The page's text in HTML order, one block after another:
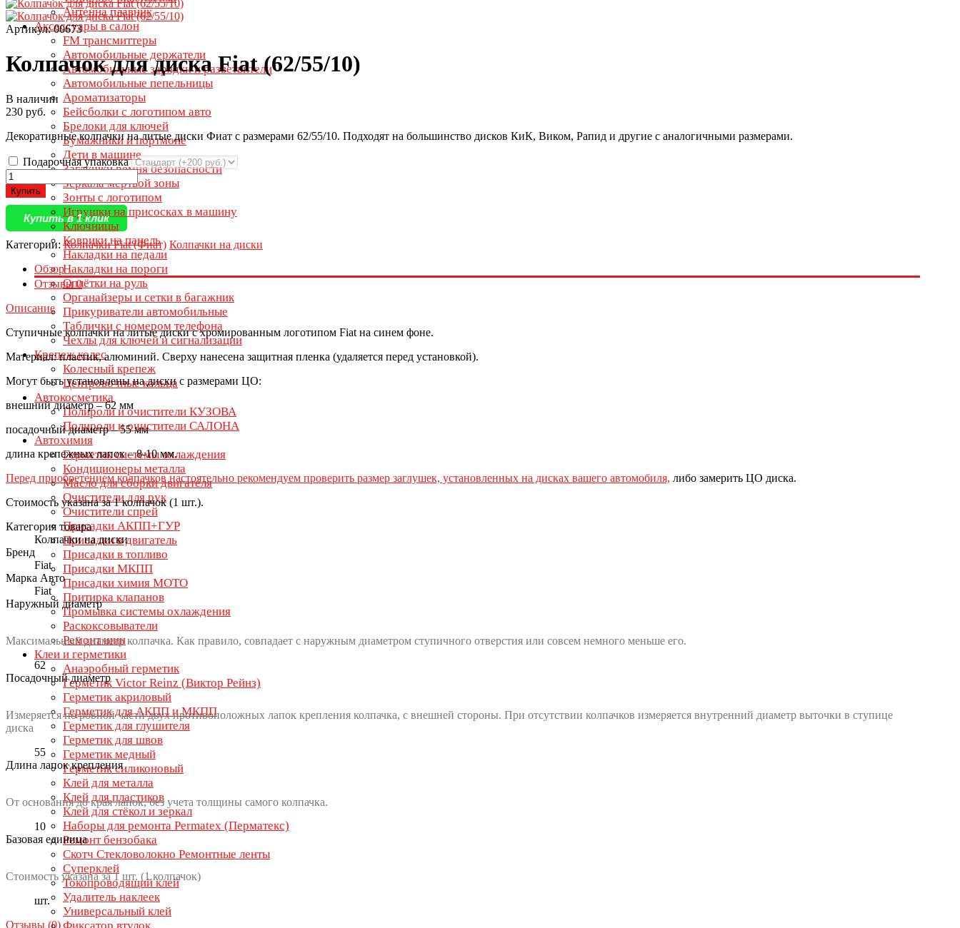
Антенна плавник
Аксессуары в салон
FM трансмиттеры
Автомобильные держатели
Автомобильные зарядки и разветвители
Автомобильные пепельницы
Ароматизаторы
Бейсболки с логотипом авто
Брелоки для ключей
Бумажники и портмоне
Дети в машине
Заглушки ремня безопасности
Зеркала мертвой зоны
Зонты с логотипом
Игрушки на присосках в машину
Ключницы
Коврики на панель
Накладки на педали
Накладки на пороги
Оплётки на руль
Органайзеры и сетки в багажник
Прикуриватели автомобильные
Таблички с номером телефона
Чехлы для ключей и сигнализации
Крепеж колес
Колесный крепеж
Центровочные кольца
Автокосметика
Полироли и очистители КУЗОВА
Полироли и очистители САЛОНА
Автохимия
Герметик системы охлаждения
Кондиционеры металла
Масло для сборки двигателя
Очистители для рук
Очистители спрей
Присадки АКПП+ГУР
Присадки в двигатель
Присадки в топливо
Присадки МКПП
Присадки химия МОТО
Притирка клапанов
Промывка системы охлаждения
Раскоксовыватели
Ремонт шин
Клеи и герметики
Анаэробный герметик
Герметик Victor Reinz (Виктор Рейнз)
Герметик акриловый
Герметик для АКПП и МКПП
Герметик для глушителя
Герметик для швов
Герметик медный
Герметик силиконовый
Клей для металла
Клей для пластиков
Клей для стёкол и зеркал
Наборы для ремонта Permatex (Перматекс)
Ремонт бензобака
Скотч Стекловолокно Ремонтные ленты
Суперклей
Токопроводящий клей
Удалитель наклеек
Универсальный клей
Артикул: 00673
Колпачок для диска Fiat (62/55/10)
В наличии
230 руб.
Декоративные колпачки на литые диски Фиат с размерами 62/55/10. Подходят на большинство дисков КиК, Виком, Рапид и другие с аналогичными размерами.
Подарочная упаковка
Купить
Купить в 1 клик
Категории:Колпачки Fiat (Фиат) Колпачки на диски
Обзор
Отзывы0
Описание
Ступичные колпачки на литые диски с хромированным логотипом Fiat на синем фоне.
Материал: пластик, алюминий. Сверху нанесена защитная пленка (удаляется перед установкой).
Могут быть установлены на диски с размерами ЦО:
внешний диаметр – 62 мм
посадочный диаметр – 55 мм
длина крепежных лапок – 8-10 мм.
Перед приобретением колпачков настоятельно рекомендуем проверить размер заглушек, установленных на дисках вашего автомобиля, либо замерить ЦО диска.
Стоимость указана за 1 колпачок (1 шт.).
Категория товара
Колпачки на диски
Бренд
Fiat
Марка Авто
Fiat
Наружный диаметр
Максимальный диаметр колпачка. Как правило, совпадает с наружным диаметром ступичного отверстия или совсем немного меньше его.
62
Посадочный диаметр
Измеряется по ровной части двух противоположных лапок крепления колпачка, с внешней стороны. При отсутствии колпачков измеряется внутренний диаметр выточки в ступице
диска
55
Длина лапок крепления
От основания до края лапок, без учета толщины самого колпачка.
10
Базовая единица
Стоимость указана за 1 шт. (1 колпачок)
шт.
Отзывы (0)